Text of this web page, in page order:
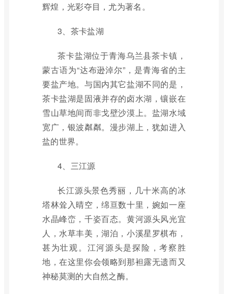
辉煌，光彩夺目，尤为著名。
3、茶卡盐湖
茶卡盐湖位于青海乌兰县茶卡镇，
蒙古语为“达布逊淖尔”，是青海省的主
要盐产地。与国内其它盐湖不同的是，
茶卡盐湖是固液并存的卤水湖，镶嵌在
雪山草地间而非戈壁沙漠上。盐湖水域
宽广，银波粼粼。漫步湖上，犹如进入
盐的世界。
4、三江源
长江源头景色秀丽，几十米高的冰
塔林耸入晴空，绵亘数十里，婉如一座
水晶峰峦，千姿百态。黄河源头风光宜
人，水草丰美，湖泊，小溪星罗棋布，
甚为壮观。江河源头是探险，考察胜
地，在这里你会领略到那袒露无遗而又
神秘莫测的大自然之酶。